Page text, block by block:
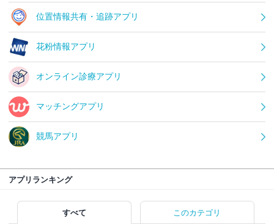
位置情報共有・追跡アプリ
花粉情報アプリ
オンライン診療アプリ
マッチングアプリ
競馬アプリ
アプリランキング
すべて このカテゴリ